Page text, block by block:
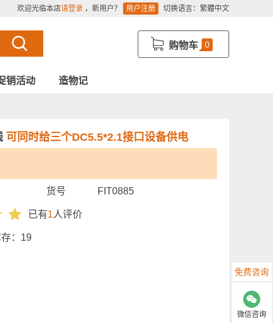
欢迎光临本店请登录 ，新用户？ 用户注册 切换语言： 繁體中文
购物车 0
销活动 造物记
可同时给三个DC5.5*2.1接口设备供电
货号 FIT0885
已有1人评价
： 19
免费咨询
微信咨询